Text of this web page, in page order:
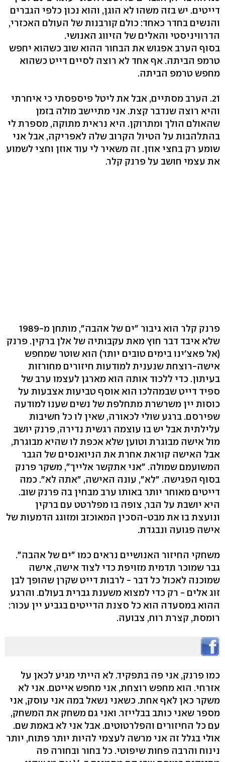
דייטים. יש בזה משהו לא הוגן, והוא נכון כלפי הגברים
והנשים בחדר כאחד: כולם קורבנות של העולם האכזרי,
הדרוויניסטי והאלים של הזיווג האנושי.
בסוף הערב אפגוש את הבחור ההוא שוב כשהוא יחפש
טרמפ הביתה. אף אחד לא רוצה לסיים דייט כשהוא
מחפש טרמפ הביתה.
21. הערב מסתיים, אבל את ליטל פיספסתי כי איחרתי
והיא רוצה שנדבר קצת. אני מתיישב מולה בזמן
שהאולם הולך ומתרוקן. היא נראית מתוקה, מספרת לי
בהתלהבות על הטיול הקרוב שלה לאפריקה, אבל אני
שומע רק בחצי אוזן. זה משאיר לי עוד אוזן וחצי לשמוע
את עצמי חושב על פרנק קלר.
פרנק קלר הוא גיבור "ים של אהבה", מותחן מ-1989
שלא איבד דבר חוץ מאת עקבותיה של אלן ברקין. פרנק
(אל פאצ'ינו בימים טובים יותר) הוא שוטר שמחפש
אישה-רוצחת שנענית למודעות חיזורים מחורזות
בעיתון. כדי ללכוד אותה הוא מארגן לעצמו ערב של
ספיד דייט שבמהלכו הוא אוסף טביעות אצבעות על
כוסות יין משרשרת מתחלפת של נשים שענו למודעה
שפירסם. ברגע שולי לכאורה, שאין לו כל חשיבות
עלילתית אבל יש בו עוצמה רגשית נדירה, פרנק יושב
מול אישה מבוגרת וטוען שלא אכפת לו שהיא מבוגרת,
אבל האישה קוראת אחרת את הניואנסים של הגבר
המשועמם שמולה. "אני אתקשר אלייך", משקר פרנק
בסוף הפגישה. "לא", עונה האישה, "אתה לא". כמה
דייטים מאוחר יותר באותו ערב מבחין בה פרנק שוב.
היא יושבת על הבר, צופה בו מפלרטט עם ברקין
ונועצת בו את מבט-הסכין המאוכזב ומזוגג הדמעות של
אישה פגועה ונבגדת.
משחקי החיזור האנושיים נראים כמו "ים של אהבה".
גבר שמוכר תדמית מזויפת כדי לצוד אישה, אישה
שמוכנה לאכול כל דבר - לרבות דייט שקרן שהופך לבן
זוג אלים - רק כדי למצוא משענת גברית בעולם. והרגע
ההוא במסעדה הוא כל סצנת הדייטים בגביע יין עכור:
רומסת, קצרת רוח, צבועה.
כמו פרנק, אני פה בתפקיד. לא הייתי מגיע לכאן על
אזרחי. הוא מחפש רוצחת, אני מחפש אייטם. אני לא
משקר כאן לאף אחת. כשאני נשאל במה אני עוסק, אני
מספר שאני כותב בבלייזר. ואני גם משחק את המשחק,
עם כל החיזורים והפלרטוטים. אבל אני לא באמת שם.
אולי בגלל זה אני מרשה לעצמי להיות יותר פתוח, יותר
נינוח והרבה פחות שיפוטי. כל בחור ובחורה פה